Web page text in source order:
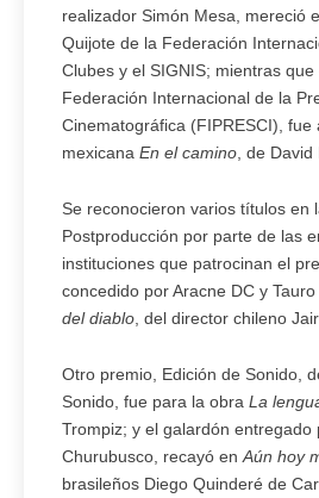
realizador Simón Mesa, mereció
Quijote de la Federación
Clubes y el SIGNIS; mientras
Federación Internacional de la
Cinematográfica (FIPRESCI), fue
mexicana En el camino, de David
Se reconocieron varios títulos en
Postproducción por parte de las
instituciones que patrocinan el
concedido por Aracne DC y
del diablo, del director chileno
Otro premio, Edición de Sonido,
Sonido, fue para la obra La
Trompiz; y el galardón entregado
Churubusco, recayó enAún hoy
brasileños Diego Quinderé de